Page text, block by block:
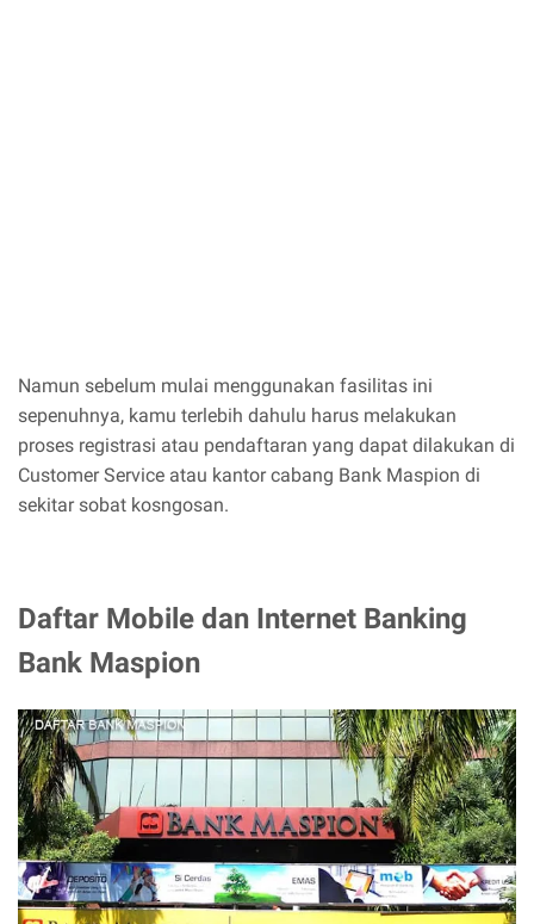
Namun sebelum mulai menggunakan fasilitas ini
sepenuhnya, kamu terlebih dahulu harus melakukan
proses registrasi atau pendaftaran yang dapat dilakukan di
Customer Service atau kantor cabang Bank Maspion di
sekitar sobat kosngosan.
Daftar Mobile dan Internet Banking
Bank Maspion